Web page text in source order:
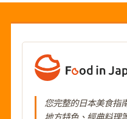
您完整的日本美食指